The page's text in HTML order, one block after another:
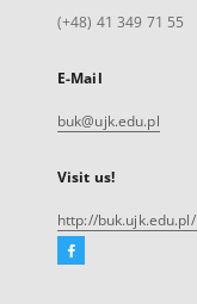
(+48) 41 349 71 55
E-Mail
buk@ujk.edu.pl
Visit us!
http://buk.ujk.edu.pl/
Facebook